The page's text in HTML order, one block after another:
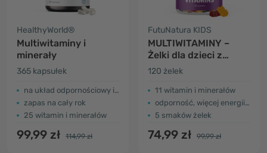
HealthyWorld®
Multiwitaminy i
minerały
365 kapsułek
na układ odpornościowy i energię
zapas na cały rok
25 witamin i minerałów
99,99 zł 114,99 zł
FutuNatura KIDS
MULTIWITAMINY –
Żelki dla dzieci z
multiwitaminami
120 żelek
11 witamin i minerałów
odporność, więcej energii…
5 smaków żelek
74,99 zł 99,99 zł